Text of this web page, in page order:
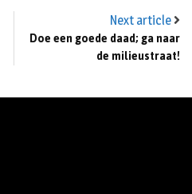
Next article
Doe een goede daad; ga naar
de milieustraat!